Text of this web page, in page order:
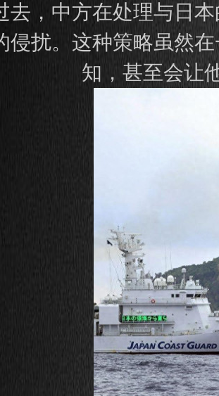
去，中方在处理与日
侵扰。这种策略虽然
知，甚至会让